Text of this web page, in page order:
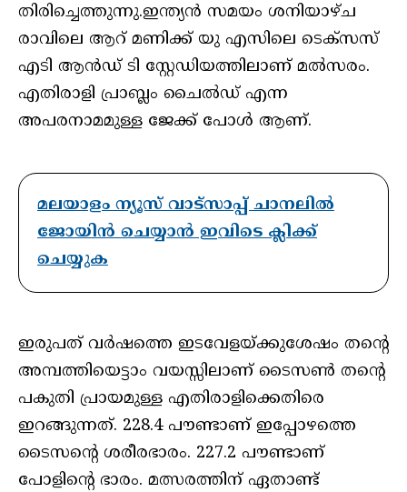
തിരിച്ചെത്തുന്നു.ഇന്ത്യന്‍ സമയം ശനിയാഴ്ച
രാവിലെ ആറ് മണിക്ക് യു എസിലെ ടെക്സസ്
എടി ആന്‍ഡ് ടി സ്റ്റേഡിയത്തിലാണ് മല്‍സരം.
എതിരാളി പ്രാബ്ലം ചൈല്‍ഡ് എന്ന
അപരനാമമുള്ള ജേക്ക് പോള്‍ ആണ്.
മലയാളം ന്യൂസ് വാട്സാപ്പ് ചാനലിൽ
ജോയിൻ ചെയ്യാൻ ഇവിടെ ക്ലിക്ക്
ചെയ്യുക
ഇരുപത് വര്‍ഷത്തെ ഇടവേളയ്ക്കുശേഷം തന്റെ
അമ്പത്തിയെട്ടാം വയസ്സിലാണ് ടൈസണ്‍ തന്റെ
പകുതി പ്രായമുള്ള എതിരാളിക്കെതിരെ
ഇറങ്ങുന്നത്. 228.4 പൗണ്ടാണ് ഇപ്പോഴത്തെ
ടൈസന്റെ ശരീരഭാരം. 227.2 പൗണ്ടാണ്
പോളിന്റെ ഭാരം. മത്സരത്തിന് ഏതാണ്ട്